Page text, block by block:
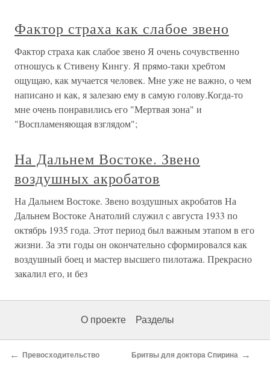
Фактор страха как слабое звено
Фактор страха как слабое звено Я очень сочувственно
отношусь к Стивену Кингу. Я прямо-таки хребтом
ощущаю, как мучается человек. Мне уже не важно, о чем
написано и как, я залезаю ему в самую голову.Когда-то
мне очень понравились его "Мертвая зона" и
"Воспламеняющая взглядом";
На Дальнем Востоке. Звено
воздушных акробатов
На Дальнем Востоке. Звено воздушных акробатов На
Дальнем Востоке Анатолий служил с августа 1933 по
октябрь 1935 года. Этот период был важным этапом в его
жизни. За эти годы он окончательно сформировался как
воздушный боец и мастер высшего пилотажа. Прекрасно
закалил его, и без
О проекте Разделы
← Превосходительство Бритвы для доктора Спирина →